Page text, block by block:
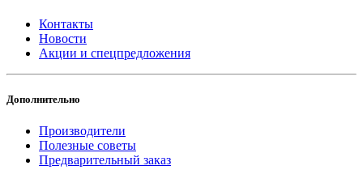
Контакты
Новости
Акции и спецпредложения
Дополнительно
Производители
Полезные советы
Предварительный заказ